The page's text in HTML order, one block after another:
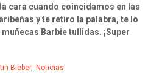
cara cuando coincidamos en las
y te retiro la palabra, te lo
Barbie tullidas. ¡Super
Bieber Noticias